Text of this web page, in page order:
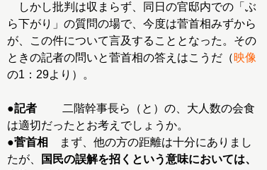
しかし批判は収まらず、同日の官邸内での「ぶ
ら下がり」の質問の場で、今度は菅首相みずから
が、この件について言及することとなった。その
ときの記者の問いと菅首相の答えはこうだ（映像
の1：29より）。
●記者 二階幹事長ら（と）の、大人数の会食
●菅首相
まず、他の方の距離は十分にありまし
たが、
国民の誤解を招くという意味においては、